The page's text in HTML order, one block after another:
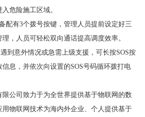
危险施工区域。
配有3个拨号按键，管理人员提前设定好三
，人员可轻松双向通话提高调度效率。
到意外情况或急需上级支援，可长按SOS按
息，并依次向设置的SOS号码循环拨打电
公司致力于为全世界提供基于物联网的数
物联网技术为海内外企业、个人提供基于